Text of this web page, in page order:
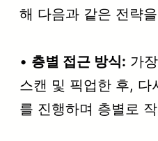
해 다음과 같은 전략
• 층별 접근 방식: 가
스캔 및 픽업한 후, 다
를 진행하며 층별로